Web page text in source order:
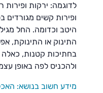
לדוגמה: ירקות ופירות
ופירות קשים מגורדים
התינוק או התינוקת,
בחתיכות קטנות,
ולהכניס לפה באופן
מידע חשוב בנושא: